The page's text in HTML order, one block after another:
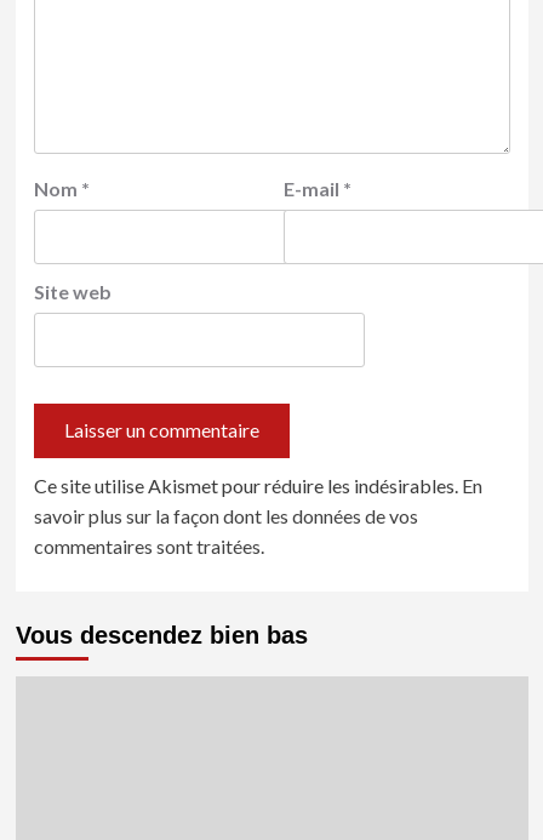
Nom * E-mail *
Site web
Ce site utilise Akismet pour réduire les indésirables. En
savoir plus sur la façon dont les données de vos
commentaires sont traitées
Vous descendez bien bas